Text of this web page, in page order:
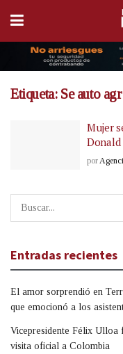
Etiqueta: Se auto
Mujer
Donald
por
Entradas recientes
El amor sorprendió en
que emocionó a los
Vicepresidente Félix Ulloa
visita oficial a Colombia